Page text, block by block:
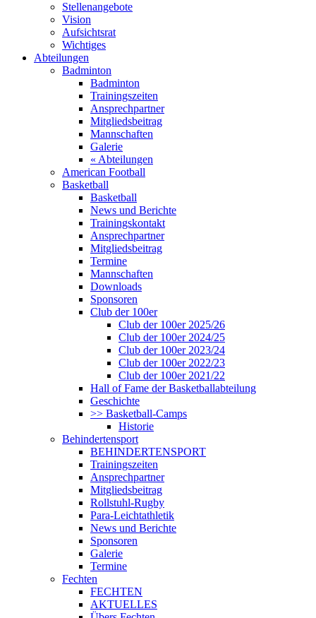
Stellenangebote
Vision
Aufsichtsrat
Wichtiges
Abteilungen
Badminton
Badminton
Trainingszeiten
Ansprechpartner
Mitgliedsbeitrag
Mannschaften
Galerie
« Abteilungen
American Football
Basketball
Basketball
News und Berichte
Trainingskontakt
Ansprechpartner
Mitgliedsbeitrag
Termine
Mannschaften
Downloads
Sponsoren
Club der 100er
Club der 100er 2025/26
Club der 100er 2024/25
Club der 100er 2023/24
Club der 100er 2022/23
Club der 100er 2021/22
Hall of Fame der Basketballabteilung
Geschichte
>> Basketball-Camps
Historie
Behindertensport
BEHINDERTENSPORT
Trainingszeiten
Ansprechpartner
Mitgliedsbeitrag
Rollstuhl-Rugby
Para-Leichtathletik
News und Berichte
Sponsoren
Galerie
Termine
Fechten
FECHTEN
AKTUELLES